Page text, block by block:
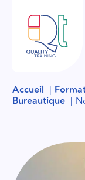
Accueil
Bureautique